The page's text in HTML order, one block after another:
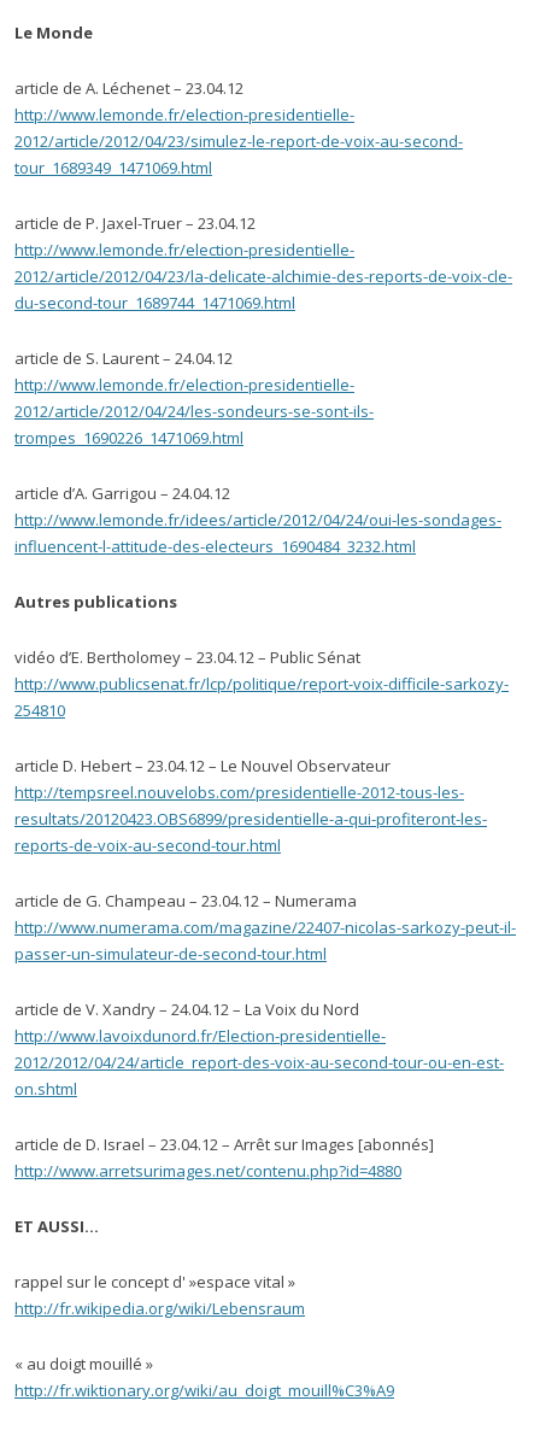
Le Monde
article de A. Léchenet – 23.04.12
http://www.lemonde.fr/election-presidentielle-
2012/article/2012/04/23/simulez-le-report-de-voix-au-second-
tour_1689349_1471069.html
article de P. Jaxel-Truer – 23.04.12
http://www.lemonde.fr/election-presidentielle-
2012/article/2012/04/23/la-delicate-alchimie-des-reports-de-voix-cle-
du-second-tour_1689744_1471069.html
article de S. Laurent – 24.04.12
http://www.lemonde.fr/election-presidentielle-
2012/article/2012/04/24/les-sondeurs-se-sont-ils-
trompes_1690226_1471069.html
article d’A. Garrigou – 24.04.12
http://www.lemonde.fr/idees/article/2012/04/24/oui-les-sondages-
influencent-l-attitude-des-electeurs_1690484_3232.html
Autres publications
vidéo d’E. Bertholomey – 23.04.12 – Public Sénat
http://www.publicsenat.fr/lcp/politique/report-voix-difficile-sarkozy-
254810
article D. Hebert – 23.04.12 – Le Nouvel Observateur
http://tempsreel.nouvelobs.com/presidentielle-2012-tous-les-
resultats/20120423.OBS6899/presidentielle-a-qui-profiteront-les-
reports-de-voix-au-second-tour.html
article de G. Champeau – 23.04.12 – Numerama
http://www.numerama.com/magazine/22407-nicolas-sarkozy-peut-il-
passer-un-simulateur-de-second-tour.html
article de V. Xandry – 24.04.12 – La Voix du Nord
http://www.lavoixdunord.fr/Election-presidentielle-
2012/2012/04/24/article_report-des-voix-au-second-tour-ou-en-est-
on.shtml
article de D. Israel – 23.04.12 – Arrêt sur Images [abonnés]
http://www.arretsurimages.net/contenu.php?id=4880
ET AUSSI…
rappel sur le concept d' »espace vital »
http://fr.wikipedia.org/wiki/Lebensraum
« au doigt mouillé »
http://fr.wiktionary.org/wiki/au_doigt_mouill%C3%A9